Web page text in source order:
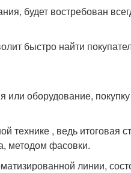
будет востребован
быстро найти
или оборудование,
технике , ведь итоговая
методом фасовки.
линии,